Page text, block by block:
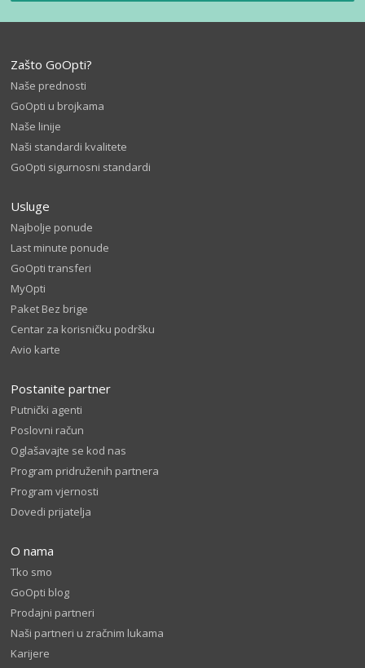
Zašto GoOpti?
Naše prednosti
GoOpti u brojkama
Naše linije
Naši standardi kvalitete
GoOpti sigurnosni standardi
Usluge
Najbolje ponude
Last minute ponude
GoOpti transferi
MyOpti
Paket Bez brige
Centar za korisničku podršku
Avio karte
Postanite partner
Putnički agenti
Poslovni račun
Oglašavajte se kod nas
Program pridruženih partnera
Program vjernosti
Dovedi prijatelja
O nama
Tko smo
GoOpti blog
Prodajni partneri
Naši partneri u zračnim lukama
Karijere